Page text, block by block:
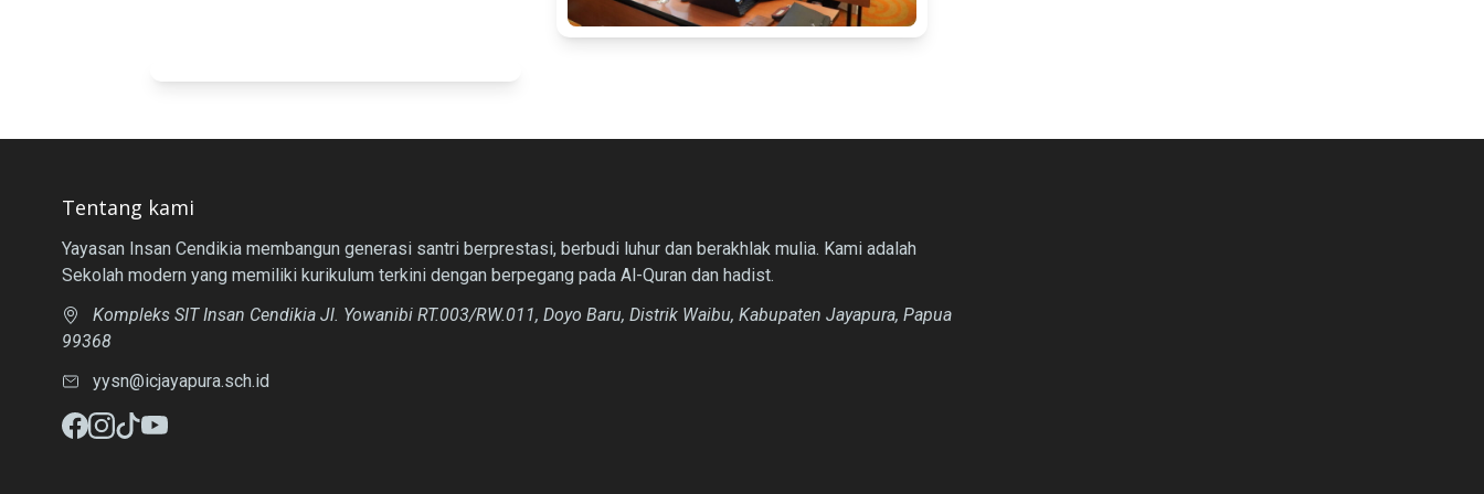
Tentang kami
Yayasan Insan Cendikia membangun generasi santri berprestasi, berbudi luhur dan berakhlak mulia. Kami adalah
Sekolah modern yang memiliki kurikulum terkini dengan berpegang pada Al-Quran dan hadist.
Kompleks SIT Insan Cendikia Jl. Yowanibi RT.003/RW.011, Doyo Baru, Distrik Waibu, Kabupaten Jayapura, Papua
99368
yysn@icjayapura.sch.id